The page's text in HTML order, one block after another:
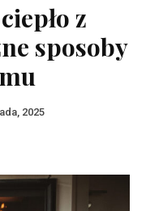
z
sposoby
2025